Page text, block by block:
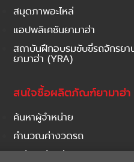
สมุดภาพอะไหล่
แอปพลิเคชันยามาฮ่า
สถาบันฝึกอบรมขับขี่รถจักรย
ยามาฮ่า (YRA)
สนใจซื้อผลิตภัณฑ์ยามาฮ่า
ค้นหาผู้จำหน่าย
คำนวณค่างวดรถ
เปรียบเทียบรุ่นรถ